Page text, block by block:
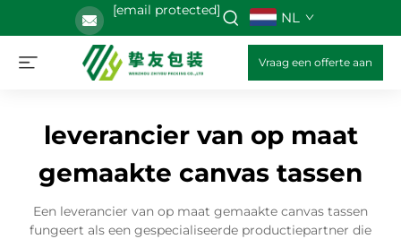
[email protected] NL
Vraag een offerte aan
leverancier van op maat
gemaakte canvas tassen
Een leverancier van op maat gemaakte canvas tassen
fungeert als een gespecialiseerde productiepartner die